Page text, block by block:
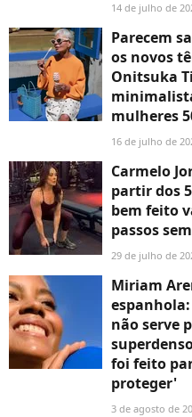
14 de julho de
Parecem
os novos
Onitsuka
mulheres
16 de julho de
Carmelo
partir dos
bem feito
passos
29 de julho de
Miriam
não serve
foi feito
proteger'
3 de agosto de